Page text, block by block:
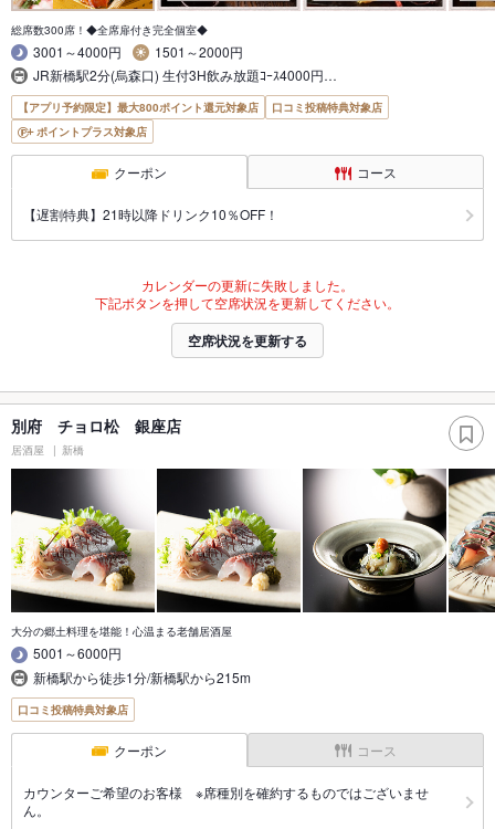
総席数300席！◆全席扉付き完全個室◆
3001～4000円
1501～2000円
JR新橋駅2分(烏森口) 生付3H飲み放題ｺｰｽ4000円…
【アプリ予約限定】最大800ポイント還元対象店
口コミ投稿特典対象店
ポイントプラス対象店
クーポン コース
【遅割特典】21時以降ドリンク10％OFF！
カレンダーの更新に失敗しました。
下記ボタンを押して空席状況を更新してください。
空席状況を更新する
別府 チョロ松 銀座店
居酒屋 新橋
大分の郷土料理を堪能！心温まる老舗居酒屋
5001～6000円
新橋駅から徒歩1分/新橋駅から215m
口コミ投稿特典対象店
クーポン コース
カウンターご希望のお客様 ※席種別を確約するものではございませ
ん。